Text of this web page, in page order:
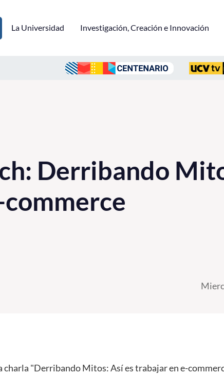
La Universidad Investigación, Creación e Innovación
Derribando
charla "Derribando Mitos: Así es trabajar en e-